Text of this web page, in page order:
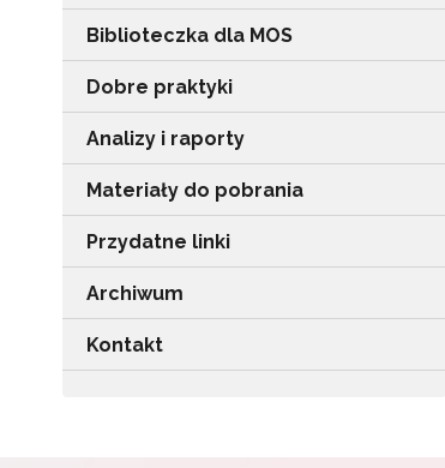
Biblioteczka dla MOS
Dobre praktyki
Analizy i raporty
Materiały do pobrania
Przydatne linki
Archiwum
Kontakt